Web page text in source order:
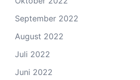
September 2022
August 2022
Juli 2022
Juni 2022